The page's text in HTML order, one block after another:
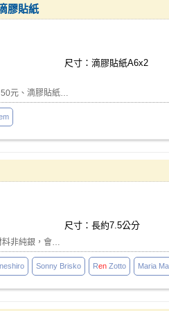
膠貼紙
尺寸：滴膠貼紙A6x2
50元、滴膠貼紙…
尺寸：長約7.5公分
料非純銀，會…
Sonny Brisko Ren Zotto Maria